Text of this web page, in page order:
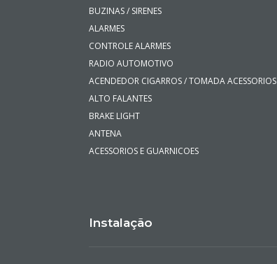
BUZINAS / SIRENES
ALARMES
CONTROLE ALARMES
RADIO AUTOMOTIVO
ACENDEDOR CIGARROS / TOMADA ACESSORIOS
ALTO FALANTES
BRAKE LIGHT
ANTENA
ACESSORIOS E GUARNICOES
Instalação